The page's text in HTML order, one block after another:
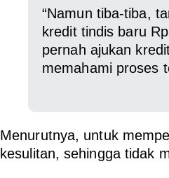
“Namun tiba-tiba,
kredit tindis baru
pernah ajukan
memahami proses
Menurutnya, untuk
kesulitan, sehingga tidak